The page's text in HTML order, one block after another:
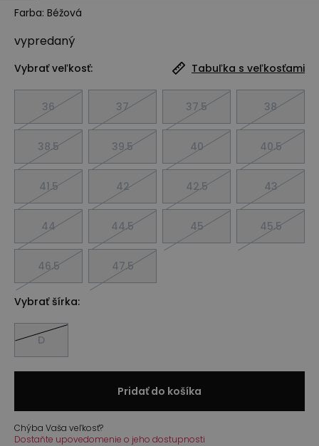
Farba: Béžová
vypredaný
Vybrať veľkosť: Tabuľka s veľkosťami
36 37 37.5 38
38.5 39.5 40 40.5
41.5 42 42.5 43
44 44.5 45 45.5
46.5 47.5
Vybrať šírka:
D
Pridať do košíka
Chýba Vaša veľkosť?
Dostaňte upovedomenie o jeho dostupnosti